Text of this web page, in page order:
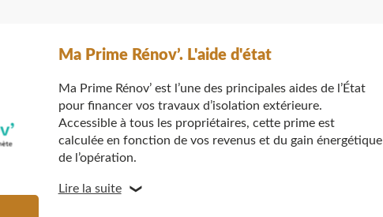
Ma Prime Rénov’. L'aide d'état
Ma Prime Rénov’ est l’une des principales aides de l’État
pour financer vos travaux d’isolation extérieure.
Accessible à tous les propriétaires, cette prime est
calculée en fonction de vos revenus et du gain énergétique
de l’opération.
Lire la suite